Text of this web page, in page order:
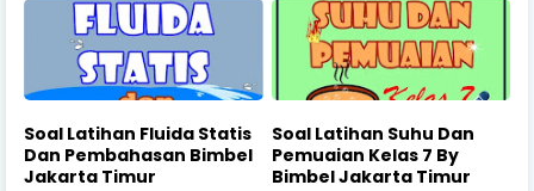
Soal Latihan Fluida Statis
Dan Pembahasan Bimbel
Jakarta Timur
Soal Latihan Suhu Dan
Pemuaian Kelas 7 By
Bimbel Jakarta Timur